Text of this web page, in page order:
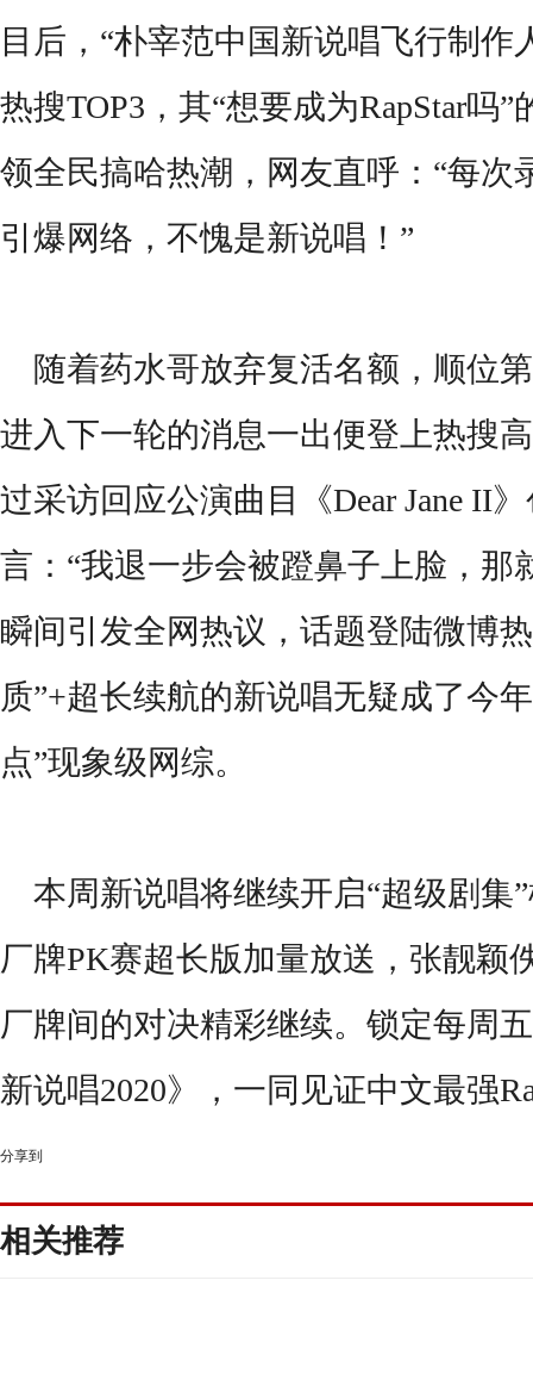
目后， “朴宰范中国新说唱飞行制作
热搜TOP3， 其“想要成为RapStar吗
领全民搞哈热潮，网友直呼： “每次
引爆网络，不愧是新说唱！”
随着药水哥放弃复活名额，顺位
进入下一轮的消息一出便登上热搜
过采访回应公演曲目《Dear Jane II
言： “我退一步会被蹬鼻子上脸，那
瞬间引发全网热议，话题登陆微博
质”+超长续航的新说唱无疑成了今
点”现象级网综。
本周新说唱将继续开启“超级剧集”
厂牌PK赛超长版加量放送，张靓颖
厂牌间的对决精彩继续。 锁定每周
新说唱2020》，一同见证中文最强
分享到
相关推荐